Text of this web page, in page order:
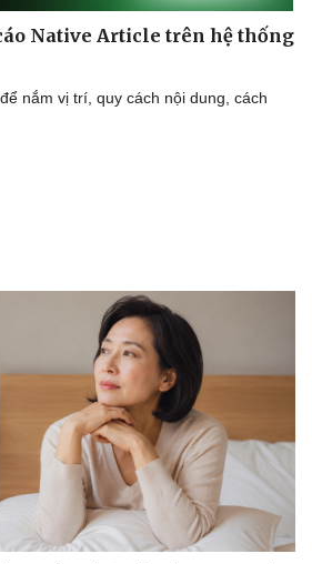
Native Article trên hệ thống
nắm vị trí, quy cách nội dung, cách